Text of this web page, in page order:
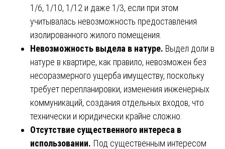
1/6, 1/10, 1/12 и даже 1/3, если при этом
учитывалась невозможность предоставления
изолированного жилого помещения.
Невозможность выдела в натуре. Выдел доли в
натуре в квартире, как правило, невозможен без
несоразмерного ущерба имуществу, поскольку
требует перепланировки, изменения инженерных
коммуникаций, создания отдельных входов, что
технически и юридически крайне сложно.
Отсутствие существенного интереса в
использовании. Под существенным интересом